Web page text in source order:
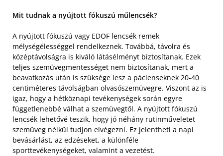
Mit tudnak a nyújtott fókuszú műlencsék?
A nyújtott fókuszú vagy EDOF lencsék remek
mélységélességgel rendelkeznek. Továbbá, távolra és
középtávolságra is kiváló látásélményt biztosítanak. Ezek
teljes szemüvegmentességet nem biztosítanak, mert a
beavatkozás után is szüksége lesz a pácienseknek 20-40
centiméteres távolságban olvasószemüvegre. Viszont az is
igaz, hogy a hétköznapi tevékenységek során egyre
függetlenebbé válhat a szemüvegtől. A nyújtott fókuszú
lencsék lehetővé teszik, hogy jó néhány rutinműveletet
szemüveg nélkül tudjon elvégezni. Ez jelentheti a napi
bevásárlást, az edzéseket, a különféle
sporttevékenységeket, valamint a vezetést.